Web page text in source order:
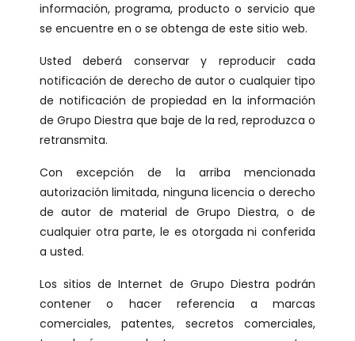
información, programa, producto o servicio que
se encuentre en o se obtenga de este sitio web.
Usted deberá conservar y reproducir cada
notificación de derecho de autor o cualquier tipo
de notificación de propiedad en la información
de Grupo Diestra que baje de la red, reproduzca o
retransmita.
Con excepción de la arriba mencionada
autorización limitada, ninguna licencia o derecho
de autor de material de Grupo Diestra, o de
cualquier otra parte, le es otorgada ni conferida
a usted.
Los sitios de Internet de Grupo Diestra podrán
contener o hacer referencia a marcas
comerciales, patentes, secretos comerciales,